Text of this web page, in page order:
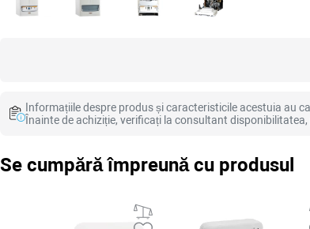
Informațiile despre produs și caracteristicile acestuia au
Înainte de achiziție, verificați la consultant
Se cumpără împreună cu produsul